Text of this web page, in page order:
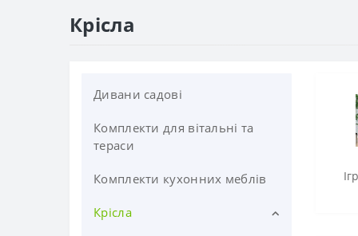
Крісла
Дивани садові
Комплекти для вітальні та
тераси
Комплекти кухонних меблів
Крісла